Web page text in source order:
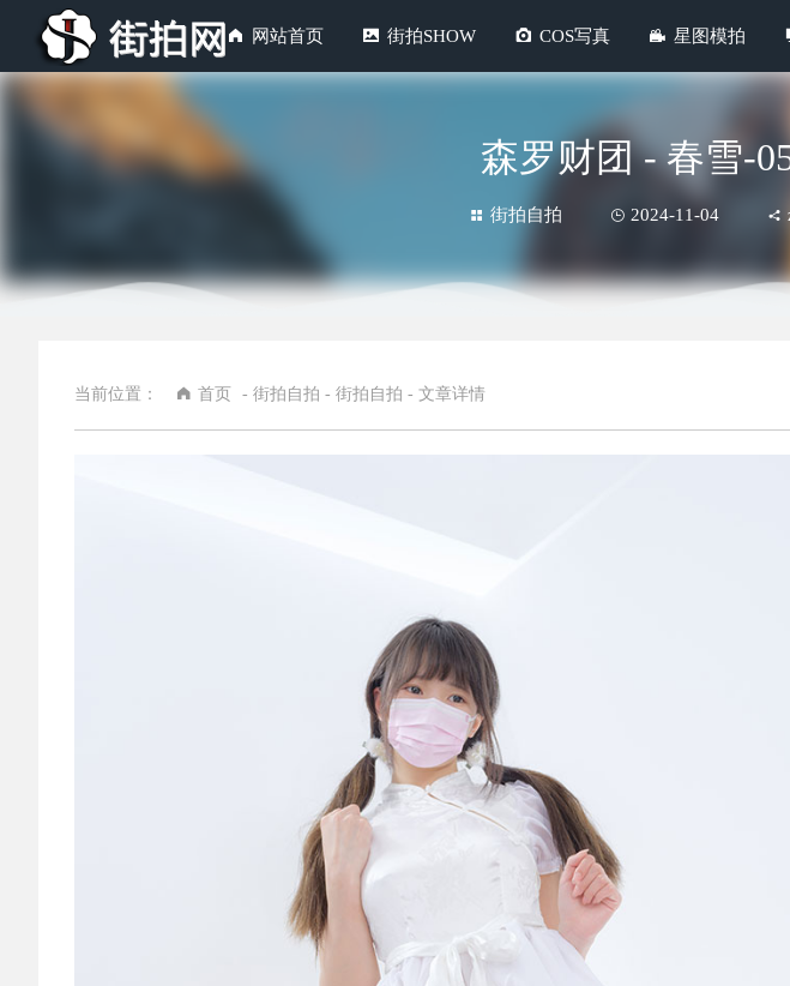
网站首页 街拍SHOW COS写真 星图模拍
森罗财团 - 春雪-
街拍自拍 2024-11-04
当前位置： 首页 - 街拍自拍 - 街拍自拍 - 文章详情